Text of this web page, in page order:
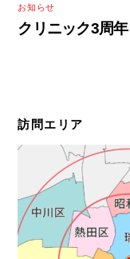
お知らせ
クリニック3周年
訪問エリア